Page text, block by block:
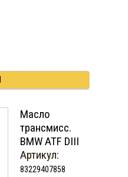
Масло
трансмисс.
BMW ATF DIII
Артикул:
83229407858